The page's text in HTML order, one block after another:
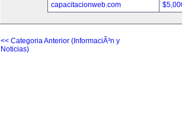
capacitacionweb.com
<< Categoria Anterior (InformaciÃ³n y
Noticias)